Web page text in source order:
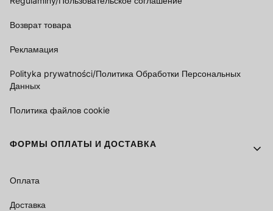
Возврат товара
Рекламация
Polityka prywatności/Политика Обработки Персональных
Данных
Политика файлов cookie
ФОРМЫ ОПЛАТЫ И ДОСТАВКА
Оплата
Доставка